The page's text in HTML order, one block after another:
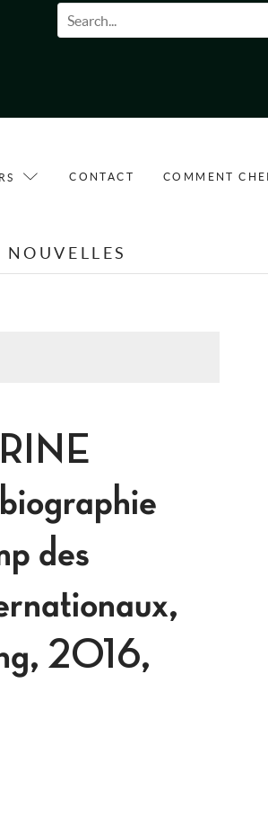
Formulaire de
CONTACT COMMENT
NOUVELLES
des
2016,